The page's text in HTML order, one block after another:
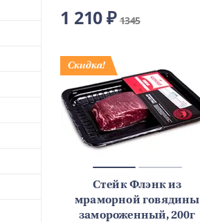
1 210 ₽ 1345
Стейк Флэнк из
мраморной говядины
замороженный, 200г